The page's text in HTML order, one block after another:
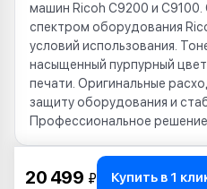
машин Ricoh C9200 и
спектром оборудования
условий использования.
насыщенный пурпурный
печати. Оригинальные
защиту оборудования и
Профессиональное
20 499 ₽ Купить в 1